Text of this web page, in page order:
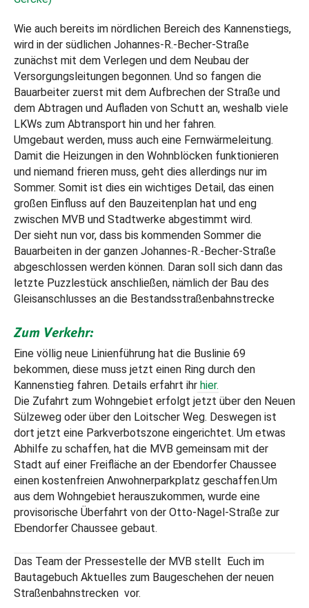
Wie auch bereits im nördlichen Bereich des Kannenstiegs,
wird in der südlichen Johannes-R.-Becher-Straße
zunächst mit dem Verlegen und dem Neubau der
Versorgungsleitungen begonnen. Und so fangen die
Bauarbeiter zuerst mit dem Aufbrechen der Straße und
dem Abtragen und Aufladen von Schutt an, weshalb viele
LKWs zum Abtransport hin und her fahren.
Umgebaut werden, muss auch eine Fernwärmeleitung.
Damit die Heizungen in den Wohnblöcken funktionieren
und niemand frieren muss, geht dies allerdings nur im
Sommer. Somit ist dies ein wichtiges Detail, das einen
großen Einfluss auf den Bauzeitenplan hat und eng
zwischen MVB und Stadtwerke abgestimmt wird.
Der sieht nun vor, dass bis kommenden Sommer die
Bauarbeiten in der ganzen Johannes-R.-Becher-Straße
abgeschlossen werden können. Daran soll sich dann das
letzte Puzzlestück anschließen, nämlich der Bau des
Gleisanschlusses an die Bestandsstraßenbahnstrecke
Zum Verkehr:
Eine völlig neue Linienführung hat die Buslinie 69
bekommen, diese muss jetzt einen Ring durch den
Kannenstieg fahren. Details erfahrt ihr hier.
Die Zufahrt zum Wohngebiet erfolgt jetzt über den Neuen
Sülzeweg oder über den Loitscher Weg. Deswegen ist
dort jetzt eine Parkverbotszone eingerichtet. Um etwas
Abhilfe zu schaffen, hat die MVB gemeinsam mit der
Stadt auf einer Freifläche an der Ebendorfer Chaussee
einen kostenfreien Anwohnerparkplatz geschaffen.Um
aus dem Wohngebiet herauszukommen, wurde eine
provisorische Überfahrt von der Otto-Nagel-Straße zur
Ebendorfer Chaussee gebaut.
Das Team der Pressestelle der MVB stellt Euch im
Bautagebuch Aktuelles zum Baugeschehen der neuen
Straßenbahnstrecken vor.